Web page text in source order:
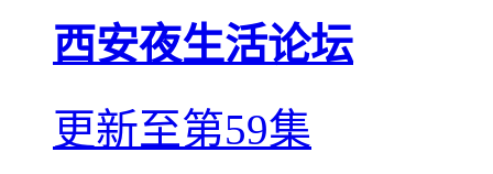
西安夜生活论坛
更新至第59集